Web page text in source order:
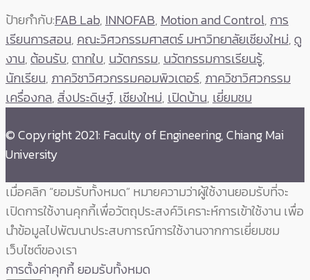
ป้ายกำกับ:FAB Lab, INNOFAB, Motion and Control, การ
เรียนการสอน, คณะวิศวกรรมศาสตร์ มหาวิทยาลัยเชียงใหม่,ดู
งาน,ต้อนรับ,ตากใบ, นวัตกรรม, นวัตกรรมการเรียนรู้,
นักเรียน, ภาควิชาวิศวกรรมคอมพิวเตอร์, ภาควิชาวิศวกรรม
เครื่องกล,สิ่งประดิษฐ์, เชียงใหม่, เปิดบ้าน, เยี่ยมชม
© Copyright 2021: Faculty of Engineering, Chiang Mai
University
เมื่อคลิก “ยอมรับทั้งหมด” หมายความว่าผู้ใช้งานยอมรับที่จะ
เปิดการใช้งานคุกกี้เพื่อวัตถุประสงค์วิเคราะห์การเข้าใช้งาน เพื่อ
นำข้อมูลไปพัฒนาประสบการณ์การใช้งานจากการเยี่ยมชม
เว็บไซต์ของเรา
การตั้งค่าคุกกี้ยอมรับทั้งหมด